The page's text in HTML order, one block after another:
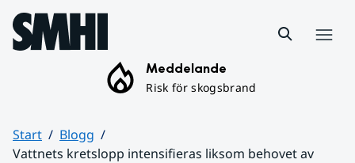
Hoppa till sidans innehåll
Meddelande
Risk för skogsbrand
Start
Blogg
Vattnets kretslopp intensifieras liksom behovet av